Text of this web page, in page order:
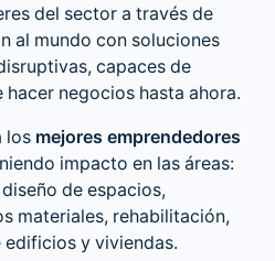
del sector a través de
al mundo con soluciones
capaces de
negocios hasta ahora.
los mejores emprendedores
impacto en las áreas:
de espacios,
materiales, rehabilitación,
y viviendas.